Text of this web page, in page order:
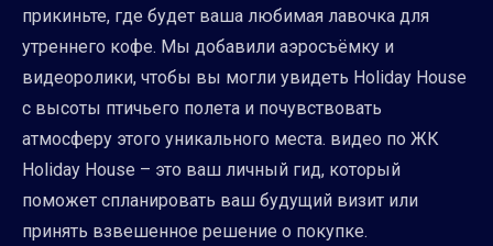
прикиньте, где будет ваша любимая лавочка для
утреннего кофе. Мы добавили аэросъёмку и
видеоролики, чтобы вы могли увидеть Holiday House
с высоты птичьего полета и почувствовать
атмосферу этого уникального места. видео по ЖК
Holiday House – это ваш личный гид, который
поможет спланировать ваш будущий визит или
принять взвешенное решение о покупке.